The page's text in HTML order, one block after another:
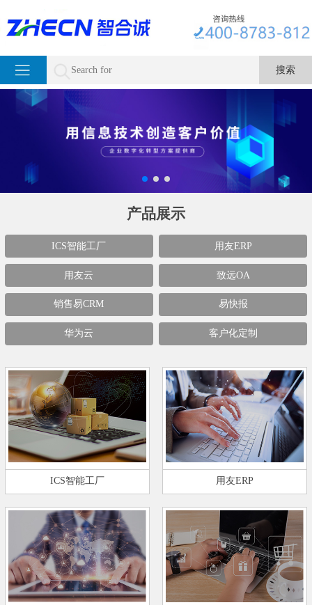
产品展示
ICS智能工厂 用友ERP
用友云 致远OA
销售易CRM 易快报
华为云 客户化定制
ICS智能工厂 用友ERP